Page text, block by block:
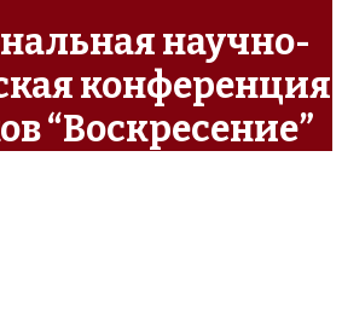
научно-
конференция
“Воскресение”